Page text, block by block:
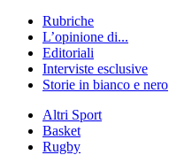
Rubriche
L’opinione di...
Editoriali
Interviste esclusive
Storie in bianco e nero
Altri Sport
Basket
Rugby